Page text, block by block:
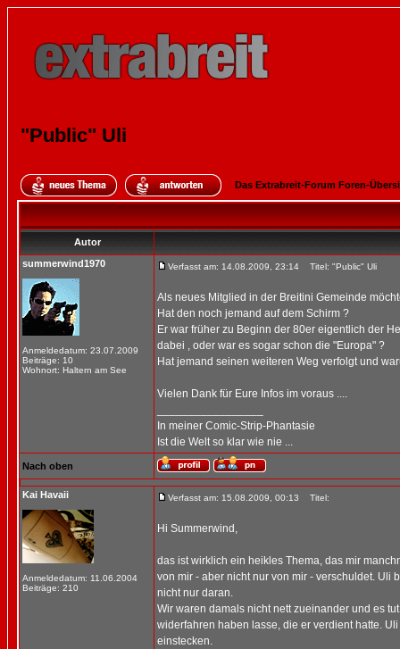
"Public" Uli
Das Extrabreit-Forum Foren-
Autor
summerwind1970
Anmeldedatum: 23.07.2009
Beiträge: 10
Wohnort: Haltern am See
Verfasst am: 14.08.2009, 23:14 Titel: "Public" Uli
Als neues Mitglied in der Breitini Gemeinde
Hat den noch jemand auf dem Schirm ?
Er war früher zu Beginn der 80er eigentlich der
dabei , oder war es sogar schon die "Europa" ?
Hat jemand seinen weiteren Weg verfolgt und
Vielen Dank für Eure Infos im voraus ....
In meiner Comic-Strip-Phantasie
Ist die Welt so klar wie nie ...
Nach oben
Kai Havaii
Anmeldedatum: 11.06.2004
Beiträge: 210
Verfasst am: 15.08.2009, 00:13 Titel:
Hi Summerwind,
das ist wirklich ein heikles Thema, das mir
von mir - aber nicht nur von mir - verschuldet. Uli
nicht nur daran.
Wir waren damals nicht nett zueinander und es
widerfahren haben lasse, die er verdient hatte.
einstecken.